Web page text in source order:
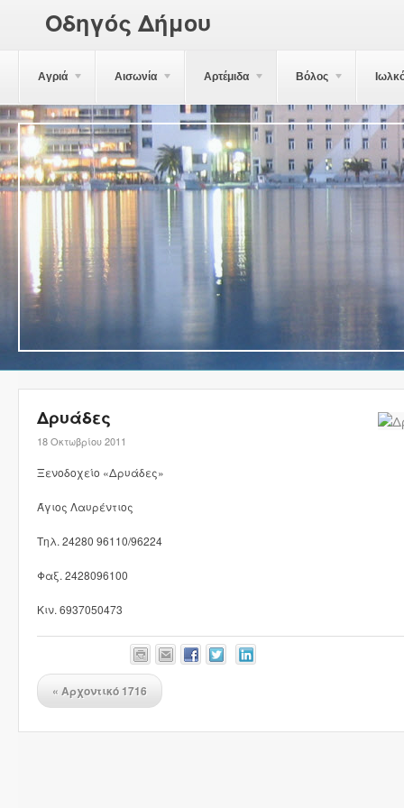
Οδηγός Δήμου
Αγριά Αισωνία Αρτέμιδα Βόλος
Δρυάδες
18 Οκτωβρίου 2011
Ξενοδοχείο «Δρυάδες»
Άγιος Λαυρέντιος
Τηλ. 24280 96110/96224
Φαξ. 2428096100
Κιν. 6937050473
« Αρχοντικό 1716